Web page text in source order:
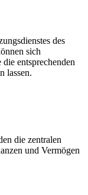
des
sich
entsprechenden
lassen.
die zentralen
und Vermögen